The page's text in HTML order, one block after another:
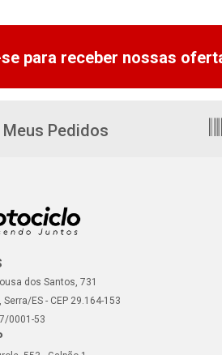
para receber nossas
Meus Pedidos
dos Santos, 731
ES - CEP 29.164-153
0001-53